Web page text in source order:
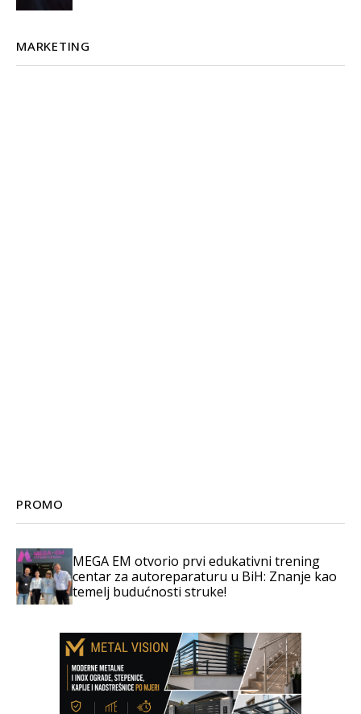
MARKETING
PROMO
MEGA EM otvorio prvi edukativni trening
centar za autoreparaturu u BiH: Znanje kao
temelj budućnosti struke!